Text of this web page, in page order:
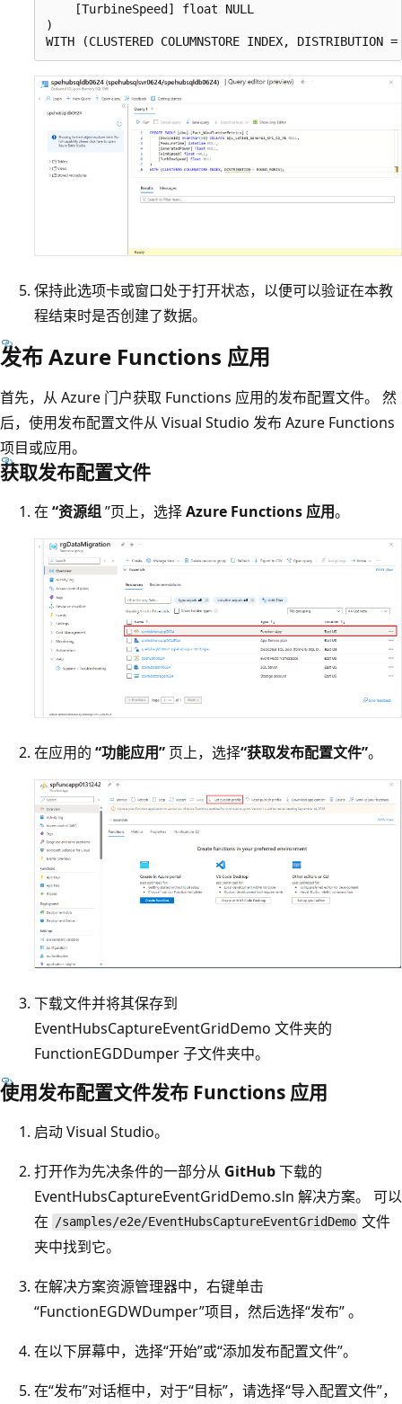
    [TurbineSpeed] float NULL
)
保持此选项卡或窗口处于打开状态，以便可以验证在本教
程结束时是否创建了数据。
发布 Azure Functions 应用
首先，从 Azure 门户获取 Functions 应用的发布配置文件。 然
后，使用发布配置文件从 Visual Studio 发布 Azure Functions
项目或应用。
获取发布配置文件
在 “资源组”页上，选择Azure Functions 应用。
在应用的 “功能应用” 页上，选择“获取发布配置文件”。
下载文件并将其保存到
EventHubsCaptureEventGridDemo 文件夹的
FunctionEGDDumper 子文件夹中。
使用发布配置文件发布 Functions 应用
启动 Visual Studio。
打开作为先决条件的一部分从 GitHub下载的
EventHubsCaptureEventGridDemo.sln 解决方案。 可以
在 /samples/e2e/EventHubsCaptureEventGridDemo 文件
夹中找到它。
在解决方案资源管理器中，右键单击
“FunctionEGDWDumper”项目，然后选择“发布” 。
在以下屏幕中，选择“开始”或“添加发布配置文件”。
在“发布”对话框中，对于“目标”，请选择“导入配置文件”，